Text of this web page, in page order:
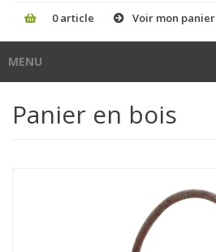
0 article Voir mon panier
MENU
Panier en bois